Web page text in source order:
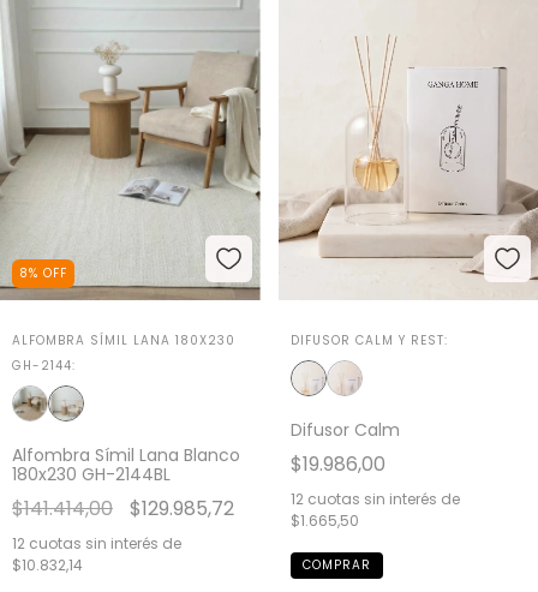
8% OFF
ALFOMBRA SÍMIL LANA 180X230
GH-2144:
Alfombra Símil Lana Blanco
180x230 GH-2144BL
$141.414,00 $129.985,72
12 cuotas sin interés de
$10.832,14
DIFUSOR CALM Y REST:
Difusor Calm
$19.986,00
12 cuotas sin interés de
$1.665,50